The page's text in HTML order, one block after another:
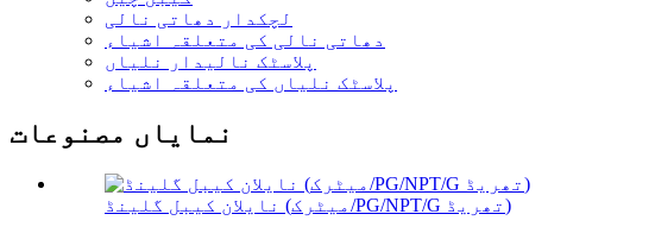
لچکدار دھاتی نالی
دھاتی نالی کی متعلقہ اشیاء
پلاسٹک نالیدار نلیاں
پلاسٹک نلیاں کی متعلقہ اشیاء
نمایاں مصنوعات
نایلان کیبل گلینڈ (میٹرک/PG/NPT/G تھریڈ)